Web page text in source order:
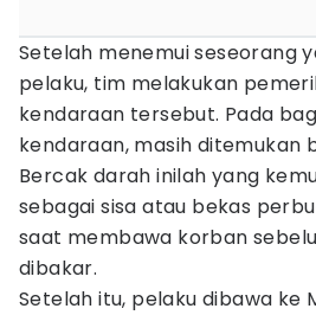
Setelah menemui seseorang
pelaku, tim melakukan
kendaraan tersebut. Pada
kendaraan, masih ditemukan
Bercak darah inilah yang
sebagai sisa atau bekas
saat membawa korban
dibakar.
Setelah itu, pelaku dibawa ke